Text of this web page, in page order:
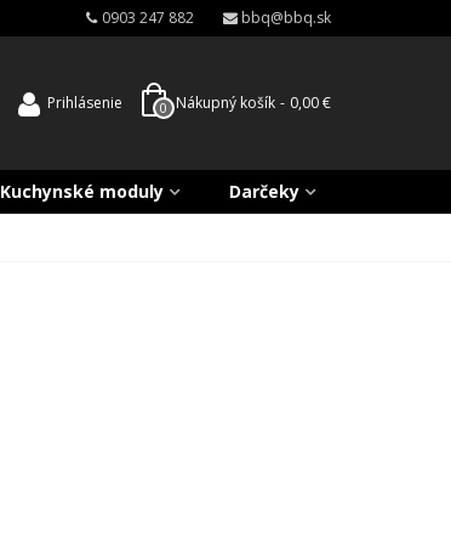
0903 247 882 bbq@bbq.sk
Prihlásenie 0 Nákupný košík - 0,00 €
Kuchynské moduly Darčeky